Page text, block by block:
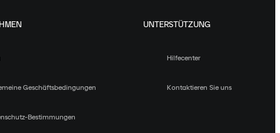
Geschäftsbedingungen
Bestimmungen
UNTERSTÜTZUNG
Hilfecenter
Kontaktieren Sie uns